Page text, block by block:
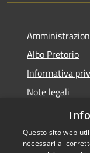
Albo Pretorio
Informativa
Note legali
Dichiarazione
Questo sito web
necessari al